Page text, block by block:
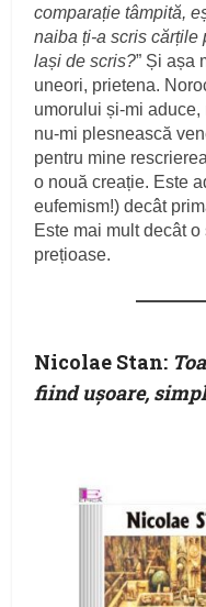
comparație tâmpită,
naiba ți-a scris cărțile
lași de scris?” Și așa
uneori, prietena.
umorului și-mi
nu-mi plesnească
pentru mine
o nouă creație. Este
eufemism!) decât
Este mai mult decât
prețioase.
Nicolae Stan:
fiind ușoare,